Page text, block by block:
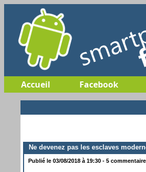
Accueil Facebook
Ne devenez pas les esclaves
Publié le 03/08/2018 à 19:30 - 5